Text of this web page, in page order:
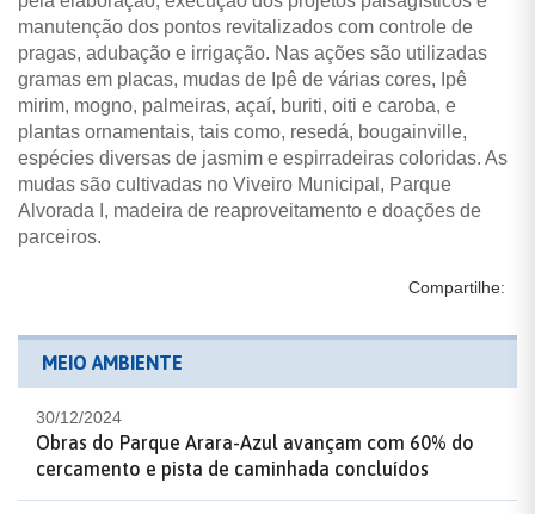
manutenção dos pontos revitalizados com controle de
pragas, adubação e irrigação. Nas ações são utilizadas
gramas em placas, mudas de Ipê de várias cores, Ipê
mirim, mogno, palmeiras, açaí, buriti, oiti e caroba, e
plantas ornamentais, tais como, resedá, bougainville,
espécies diversas de jasmim e espirradeiras coloridas. As
mudas são cultivadas no Viveiro Municipal, Parque
Alvorada I, madeira de reaproveitamento e doações de
parceiros.
Compartilhe:
MEIO AMBIENTE
30/12/2024
Obras do Parque Arara-Azul avançam com 60% do
cercamento e pista de caminhada concluídos